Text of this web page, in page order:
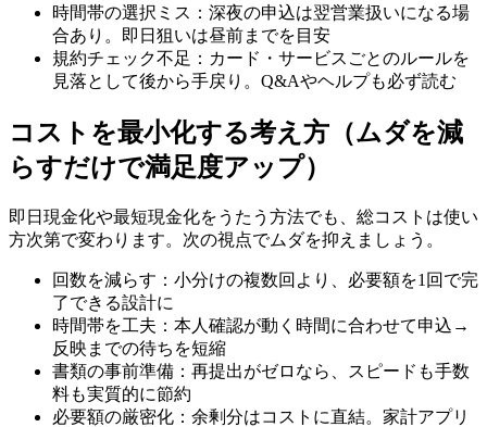
時間帯の選択ミス：深夜の申込は翌営業扱いになる場
合あり。即日狙いは昼前までを目安
規約チェック不足：カード・サービスごとのルールを
見落として後から手戻り。Q&Aやヘルプも必ず読む
コストを最小化する考え方（ムダを減
らすだけで満足度アップ）
即日現金化や最短現金化をうたう方法でも、総コストは使い
方次第で変わります。次の視点でムダを抑えましょう。
回数を減らす：小分けの複数回より、必要額を1回で完
了できる設計に
時間帯を工夫：本人確認が動く時間に合わせて申込→
反映までの待ちを短縮
書類の事前準備：再提出がゼロなら、スピードも手数
料も実質的に節約
必要額の厳密化：余剰分はコストに直結。家計アプリ